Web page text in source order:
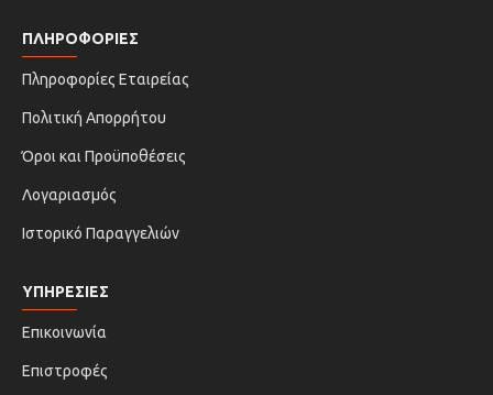
ΠΛΗΡΟΦΟΡΙΕΣ
Πληροφορίες Εταιρείας
Πολιτική Απορρήτου
Όροι και Προϋποθέσεις
Λογαριασμός
Ιστορικό Παραγγελιών
ΥΠΗΡΕΣΙΕΣ
Επικοινωνία
Επιστροφές